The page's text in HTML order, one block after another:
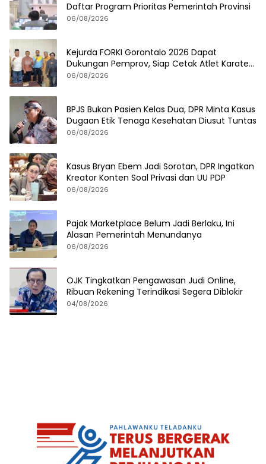
Daftar Program Prioritas Pemerintah Provinsi
06/08/2026
Kejurda FORKI Gorontalo 2026 Dapat
Dukungan Pemprov, Siap Cetak Atlet Karate
Berprestasi
06/08/2026
BPJS Bukan Pasien Kelas Dua, DPR Minta Kasus
Dugaan Etik Tenaga Kesehatan Diusut Tuntas
06/08/2026
Kasus Bryan Ebem Jadi Sorotan, DPR Ingatkan
Kreator Konten Soal Privasi dan UU PDP
06/08/2026
Pajak Marketplace Belum Jadi Berlaku, Ini
Alasan Pemerintah Menundanya
06/08/2026
OJK Tingkatkan Pengawasan Judi Online,
Ribuan Rekening Terindikasi Segera Diblokir
04/08/2026